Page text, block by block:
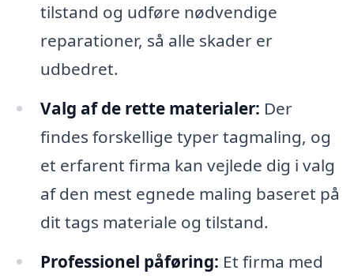
tilstand og udføre nødvendige
reparationer, så alle skader er
udbedret.
Valg af de rette materialer: Der
findes forskellige typer tagmaling, og
et erfarent firma kan vejlede dig i valg
af den mest egnede maling baseret på
dit tags materiale og tilstand.
Professionel påføring: Et firma med